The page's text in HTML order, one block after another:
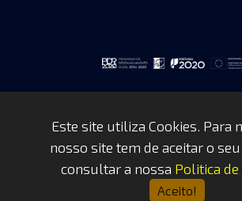
Copyrights © 2026 by FAP -
WEBTEAM
Este site utiliza Cookies. Para
nosso site tem de aceitar o
consultar a nossa Politica de
Aceito!